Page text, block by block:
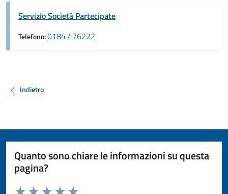
Servizio Società Partecipate
Telefono:0184 476222
Indietro
Quanto sono chiare le informazioni su questa
pagina?
Valuta da 1 a 5 stelle la pagina